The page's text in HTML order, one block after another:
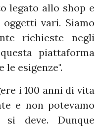
legato allo shop e
vari. Siamo
richieste negli
piattaforma
esigenze".
i 100 anni di vita
e non potevamo
deve. Dunque